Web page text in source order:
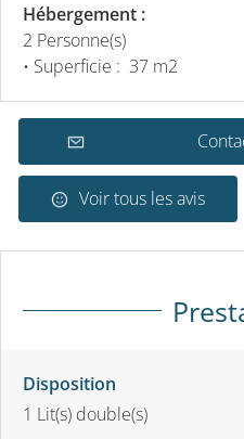
Hébergement :
2 Personne(s)
• Superficie : 37 m2
Voir tous les avis
Disposition
1 Lit(s) double(s)